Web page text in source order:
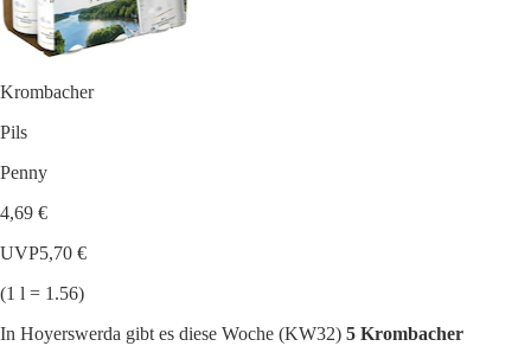
Krombacher
Pils
Penny
4,69 €
UVP5,70 €
(1 l = 1.56)
In Hoyerswerda gibt es diese Woche (KW32) 5 Krombacher